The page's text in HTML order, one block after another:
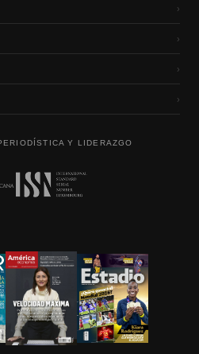
›
›
›
›
Y LIDERAZGO